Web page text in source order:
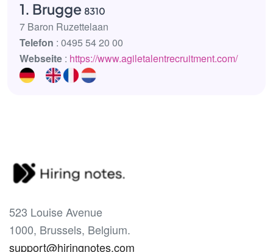
1. Brugge 8310
7 Baron Ruzettelaan
Telefon : 0495 54 20 00
Webseite : https://www.agiletalentrecruitment.com/
523 Louise Avenue
1000, Brussels, Belgium.
support@hiringnotes.com